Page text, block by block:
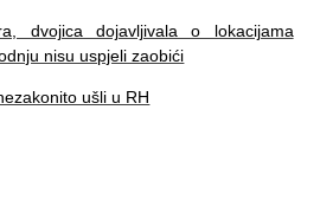
dvojica dojavljivala o lokacijama
nisu uspjeli zaobići
ušli u RH